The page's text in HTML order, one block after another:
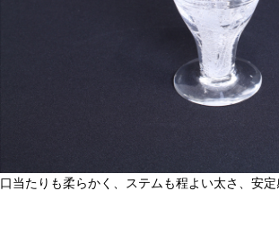
口当たりも柔らかく、ステムも程よい太さ、安定